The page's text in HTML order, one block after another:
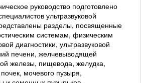
руководство подготовлено
ультразвуковой
разделы, посвященные
системам, физическим
диагностики, ультразвуковой
печени, желчевыводящей
железы, пищевода, желудка,
мочевого пузыря,